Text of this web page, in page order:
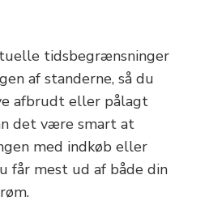
tidsbegrænsninger
af standerne, så du
afbrudt eller pålagt
det være smart at
med indkøb eller
får mest ud af både din